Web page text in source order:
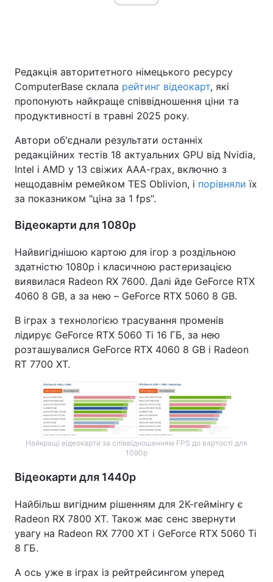
Редакція авторитетного німецького ресурсу
ComputerBase склала рейтинг відеокарт, які
пропонують найкраще співвідношення ціни та
продуктивності в травні 2025 року.
Автори об'єднали результати останніх
редакційних тестів 18 актуальних GPU від Nvidia,
Intel і AMD у 13 свіжих ААА-грах, включно з
нещодавнім ремейком TES Oblivion, і порівняли їх
за показником "ціна за 1 fps".
Відеокарти для 1080р
Найвигіднішою картою для ігор з роздільною
здатністю 1080р і класичною растеризацією
виявилася Radeon RX 7600. Далі йде GeForce RTX
4060 8 GB, а за нею – GeForce RTX 5060 8 GB.
В іграх з технологією трасування променів
лідирує GeForce RTX 5060 Ti 16 ГБ, за нею
розташувалися GeForce RTX 4060 8 GB і Radeon
RT 7700 XT.
Найкращі відеокарти за співвідношенням FPS до вартості для
1090р
Відеокарти для 1440р
Найбільш вигідним рішенням для 2К-геймінгу є
Radeon RX 7800 XT. Також має сенс звернути
увагу на Radeon RX 7700 XT і GeForce RTX 5060 Ti
8 ГБ.
А ось уже в іграх із рейтрейсингом уперед